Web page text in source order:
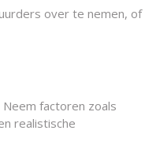
over te nemen, of
factoren zoals
realistische